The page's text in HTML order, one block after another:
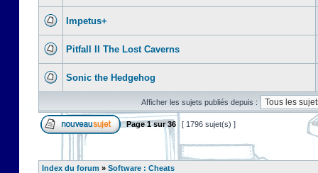
Impetus+
Pitfall II The Lost Caverns
Sonic the Hedgehog
Afficher les sujets publiés depuis :
Page1sur36 [ 1796 sujet(s) ]
Index du forum » Software : Cheats